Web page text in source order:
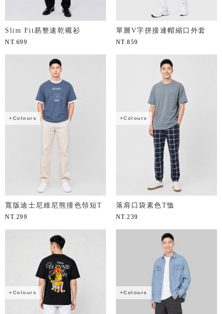
Slim Fit易整速乾襯衫
NT. 699
單層V字拼接連帽縮口外套
NT.859
+Colours
寬版迪士尼維尼熊撞色領短T
NT. 299
+Colours
落肩口袋素色T恤
NT. 239
+Colours +Colours